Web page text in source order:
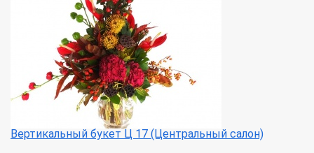
Вертикальный букет Ц 17 (Центральный салон)